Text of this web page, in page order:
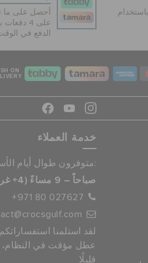
آمنة 100% باستخدام
أحصل على ما
على 4
الدفع في
ON
خدمة العملاء
متوفرون طوال أيام الأسبوع من:
9 صباحاً – 9 مساءً (4+ غرينتش)
+971 80 027627
لقد استلمنا
عطل مؤقت في النظام،
قليلًا